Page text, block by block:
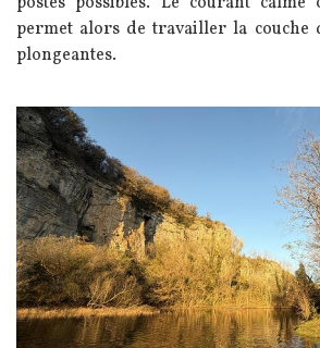
permet alors de travailler la couche
plongeantes.
Image